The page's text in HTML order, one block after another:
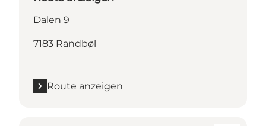
Dalen 9
7183 Randbøl
Route anzeigen